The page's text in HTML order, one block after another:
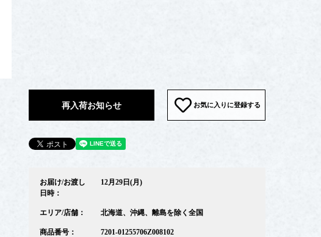
お気に入りに登録する
再入荷お知らせ
お届け/お渡し
日時：
12月29日(月)
エリア/店舗： 北海道、沖縄、離島を除く全国
商品番号： 7201-01255706Z008102